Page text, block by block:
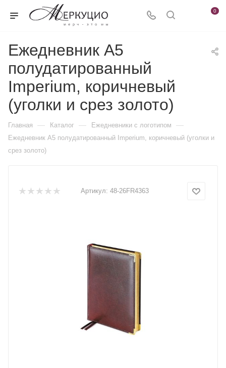
0
Ежедневник А5
полудатированный
Imperium, коричневый
(уголки и срез золото)
Главная — Каталог — Ежедневники c логотипом —
Ежедневник А5 полудатированный Imperium, коричневый (уголки и
срез золото)
Артикул: 48-26FR4363